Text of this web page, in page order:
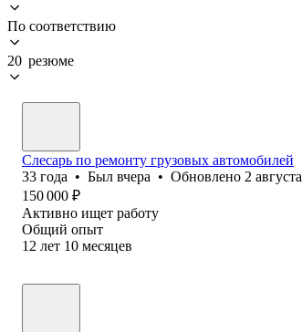
По соответствию
20 резюме
Слесарь по ремонту грузовых автомобилей
33 года • Был вчера • Обновлено 2 августа
150 000 ₽
Активно ищет работу
Общий опыт
12 лет 10 месяцев